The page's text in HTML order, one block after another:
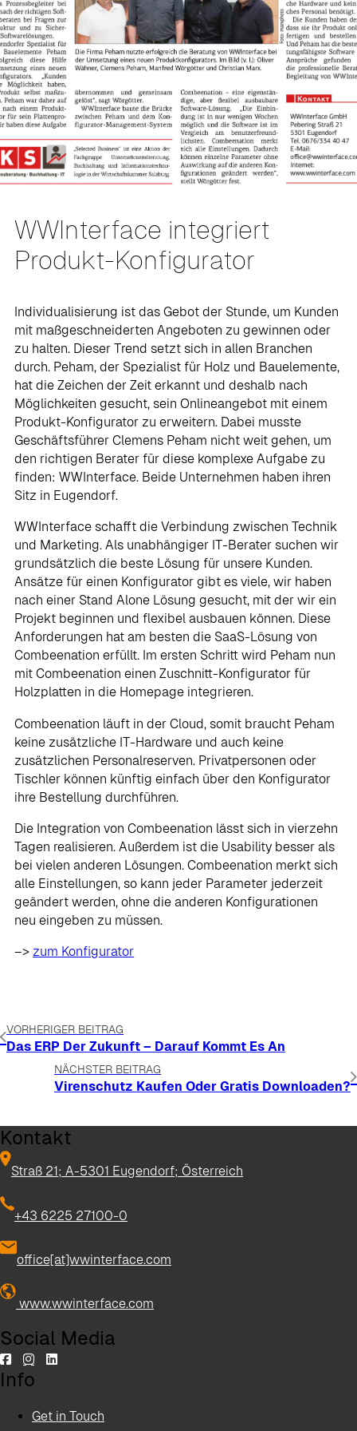
WWInterface integriert
Produkt-Konfigurator
Individualisierung ist das Gebot der Stunde, um Kunden
mit maßgeschneiderten Angeboten zu gewinnen oder
zu halten. Dieser Trend setzt sich in allen Branchen
durch. Peham, der Spezialist für Holz und Bauelemente,
hat die Zeichen der Zeit erkannt und deshalb nach
Möglichkeiten gesucht, sein Onlineangebot mit einem
Produkt-Konfigurator zu erweitern. Dabei musste
Geschäftsführer Clemens Peham nicht weit gehen, um
den richtigen Berater für diese komplexe Aufgabe zu
finden: WWInterface. Beide Unternehmen haben ihren
Sitz in Eugendorf.
WWInterface schafft die Verbindung zwischen Technik
und Marketing. Als unabhängiger IT-Berater suchen wir
grundsätzlich die beste Lösung für unsere Kunden.
Ansätze für einen Konfigurator gibt es viele, wir haben
nach einer Stand Alone Lösung gesucht, mit der wir ein
Projekt beginnen und flexibel ausbauen können. Diese
Anforderungen hat am besten die SaaS-Lösung von
Combeenation erfüllt. Im ersten Schritt wird Peham nun
mit Combeenation einen Zuschnitt-Konfigurator für
Holzplatten in die Homepage integrieren.
Combeenation läuft in der Cloud, somit braucht Peham
keine zusätzliche IT-Hardware und auch keine
zusätzlichen Personalreserven. Privatpersonen oder
Tischler können künftig einfach über den Konfigurator
ihre Bestellung durchführen.
Die Integration von Combeenation lässt sich in vierzehn
Tagen realisieren. Außerdem ist die Usability besser als
bei vielen anderen Lösungen. Combeenation merkt sich
alle Einstellungen, so kann jeder Parameter jederzeit
geändert werden, ohne die anderen Konfigurationen
neu eingeben zu müssen.
–> zum Konfigurator
VORHERIGER BEITRAG
Das ERP Der Zukunft – Darauf Kommt Es An
NÄCHSTER BEITRAG
Virenschutz Kaufen Oder Gratis Downloaden?
Kontakt
Straß 21; A-5301 Eugendorf; Österreich
+43 6225 27100-0
office[at]wwinterface.com
www.wwinterface.com
Social Media
Info
Get in Touch